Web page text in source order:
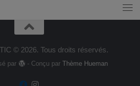
© 2026. Tous droits réservés.
par - Conçu par Thème Hueman